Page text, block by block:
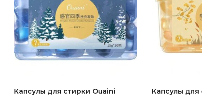
Капсулы для стирки Ouaini
Капсулы для